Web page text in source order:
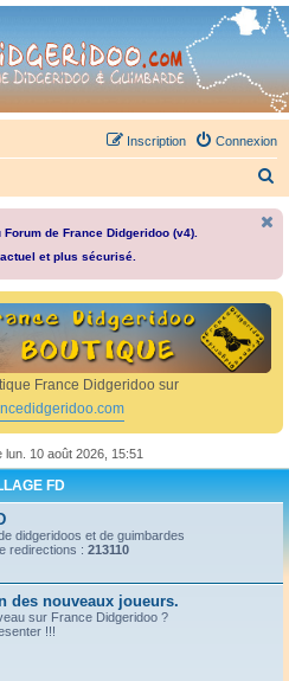
- retrouvez la communauté.
Connexion
Inscription
e
r
de France Didgeridoo (v4).
et plus sécurisé.
France Didgeridoo sur
lun. 10 août 2026, 15:51
FD
didgeridoos et de guimbardes
redirections : 213110
des nouveaux joueurs.
sur France Didgeridoo ?
!!!